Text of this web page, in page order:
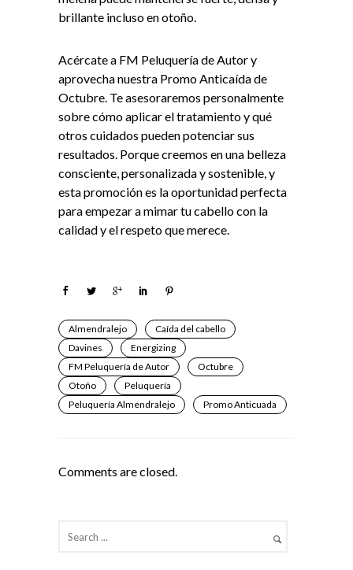
brillante incluso en otoño.
Acércate a FM Peluquería de Autor y
aprovecha nuestra Promo Anticaída de
Octubre. Te asesoraremos personalmente
sobre cómo aplicar el tratamiento y qué
otros cuidados pueden potenciar sus
resultados. Porque creemos en una belleza
consciente, personalizada y sostenible, y
esta promoción es la oportunidad perfecta
para empezar a mimar tu cabello con la
calidad y el respeto que merece.
Almendralejo
Caída del cabello
Davines
Energizing
FM Peluquería de Autor
Octubre
Otoño
Peluquería
Peluquería Almendralejo
Promo Anticuada
Comments are closed.